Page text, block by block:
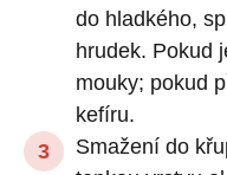
do hladkého,
hrudek. Pokud
mouky; pokud
kefíru.
Smažení do